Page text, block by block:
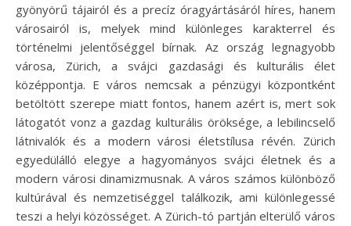
gyönyörű tájairól és a precíz óragyártásáról híres, hanem
városairól is, melyek mind különleges karakterrel és
történelmi jelentőséggel bírnak. Az ország legnagyobb
városa, Zürich, a svájci gazdasági és kulturális élet
középpontja. E város nemcsak a pénzügyi központként
betöltött szerepe miatt fontos, hanem azért is, mert sok
látogatót vonz a gazdag kulturális öröksége, a lebilincselő
látnivalók és a modern városi életstílusa révén. Zürich
egyedülálló elegye a hagyományos svájci életnek és a
modern városi dinamizmusnak. A város számos különböző
kultúrával és nemzetiséggel találkozik, ami különlegessé
teszi a helyi közösséget. A Zürich-tó partján elterülő város